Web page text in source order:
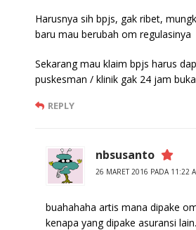
Harusnya sih bpjs, gak ribet,
baru mau berubah om regulasinya
Sekarang mau klaim bpjs harus
puskesman / klinik gak 24 jam
REPLY
nbsusanto
26 MARET 2016 PADA 11:22
buahahaha artis mana dipake
kenapa yang dipake asuransi